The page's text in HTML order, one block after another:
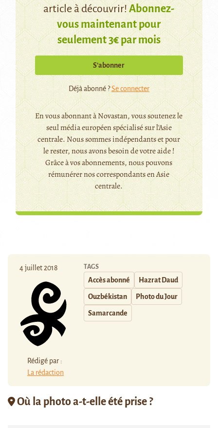
article à découvrir!Abonnez-
vous maintenant pour
seulement 3€ par mois
S’abonner
Déjà abonné ?Se connecter
En vous abonnant à Novastan, vous soutenez le
seul média européen spécialisé sur l'Asie
centrale. Nous sommes indépendants et pour
le rester, nous avons besoin de votre aide !
Grâce à vos abonnements, nous pouvons
rémunérer nos correspondants en Asie
centrale.
4 juillet 2018
Rédigé par :
La rédaction
TAGS
Accès abonné Hazrat Daud
Ouzbékistan Photo du Jour
Samarcande
Où la photo a-t-elle été prise ?